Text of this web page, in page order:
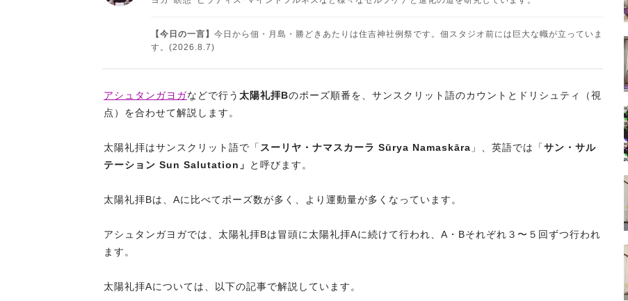
【今日の一言】 今日から佃・月島・勝どきあたりは住吉神社例祭です。佃スタジオ前には巨大な幟が立っていま
す。(2026.8.7)
アシュタンガヨガなどで行う 太陽礼拝Bのポーズ順番を、サンスクリット語のカウントとドリシュティ（視
点）を合わせて解説します。
太陽礼拝はサンスクリット語で「 スーリヤ・ナマスカーラ Sūrya Namaskāra 」、英語では「サン・サル
テーション Sun Salutation」
と呼びます。
太陽礼拝Bは、Aに比べてポーズ数が多く、より運動量が多くなっています。
アシュタンガヨガでは、太陽礼拝Bは冒頭に太陽礼拝Aに続けて行われ、A・Bそれぞれ３〜５回ずつ行われ
ます。
太陽礼拝Aについては、以下の記事で解説しています。